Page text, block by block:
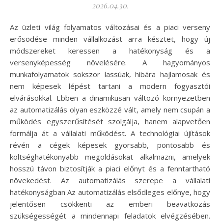
2026.04.30.
Az üzleti világ folyamatos változásai és a piaci verseny
erősödése minden vállalkozást arra késztet, hogy új
módszereket keressen a hatékonyság és a
versenyképesség növelésére. A hagyományos
munkafolyamatok sokszor lassúak, hibára hajlamosak és
nem képesek lépést tartani a modern fogyasztói
elvárásokkal. Ebben a dinamikusan változó környezetben
az automatizálás olyan eszközzé vált, amely nem csupán a
működés egyszerűsítését szolgálja, hanem alapvetően
formálja át a vállalati működést. A technológiai újítások
révén a cégek képesek gyorsabb, pontosabb és
költséghatékonyabb megoldásokat alkalmazni, amelyek
hosszú távon biztosítják a piaci előnyt és a fenntartható
növekedést. Az automatizálás szerepe a vállalati
hatékonyságban Az automatizálás elsődleges előnye, hogy
jelentősen csökkenti az emberi beavatkozás
szükségességét a mindennapi feladatok elvégzésében.